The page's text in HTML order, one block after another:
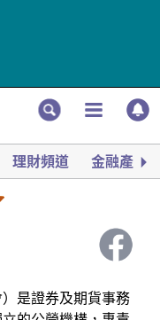
理財頻道 金融產品
是證券及期貨事務